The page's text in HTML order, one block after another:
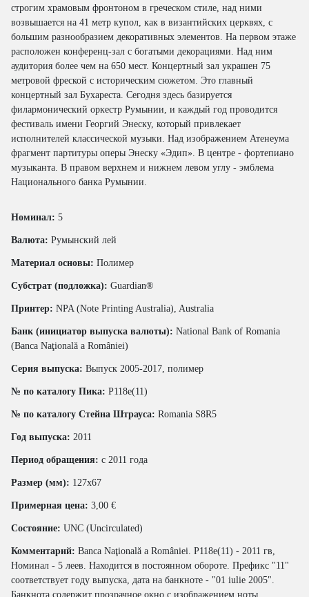
строгим храмовым фронтоном в греческом стиле, над ними
возвышается на 41 метр купол, как в византийских церквях, с
большим разнообразием декоративных элементов. На первом этаже
расположен конференц-зал с богатыми декорациями. Над ним
аудитория более чем на 650 мест. Концертный зал украшен 75
метровой фреской с историческим сюжетом. Это главный
концертный зал Бухареста. Сегодня здесь базируется
филармонический оркестр Румынии, и каждый год проводится
фестиваль имени Георгий Энеску, который привлекает
исполнителей классической музыки. Над изображением Атенеума
фрагмент партитуры оперы Энеску «Эдип». В центре - фортепиано
музыканта. В правом верхнем и нижнем левом углу - эмблема
Национального банка Румынии.
Номинал: 5
Валюта: Румынский лей
Материал основы: Полимер
Субстрат (подложка): Guardian®
Принтер: NPA (Note Printing Australia), Australia
Банк (инициатор выпуска валюты): National Bank of Romania
(Banca Naţională a României)
Серия выпуска: Выпуск 2005-2017, полимер
№ по каталогу Пика: P118e(11)
№ по каталогу Стейна Штрауса: Romania S8R5
Год выпуска: 2011
Период обращения: с 2011 года
Размер (мм): 127x67
Примерная цена: 3,00 €
Состояние: UNC (Uncirculated)
Комментарий: Banca Naţională a României. P118e(11) - 2011 гв,
Номинал - 5 леев. Находится в постоянном обороте. Префикс "11"
соответствует году выпуска, дата на банкноте - "01 iulie 2005".
Банкнота содержит прозрачное окно с изображением ноты.